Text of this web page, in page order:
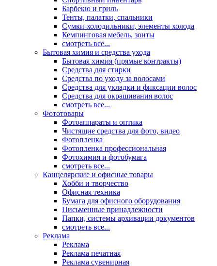
Барбекю и гриль
Тенты, палатки, спальники
Сумки-холодильники, элементы холода
Кемпинговая мебель, зонты
смотреть все...
Бытовая химия и средства ухода
Бытовая химия (прямые контракты)
Средства для стирки
Средства по уходу за волосами
Средства для укладки и фиксации волос
Средства для окрашивания волос
смотреть все...
Фототовары
Фотоаппараты и оптика
Чистящие средства для фото, видео
Фотопленка
Фотопленка профессиональная
Фотохимия и фотобумага
смотреть все...
Канцелярские и офисные товары
Хобби и творчество
Офисная техника
Бумага для офисного оборудования
Письменные принадлежности
Папки, системы архивации документов
смотреть все...
Реклама
Реклама
Реклама печатная
Реклама сувенирная